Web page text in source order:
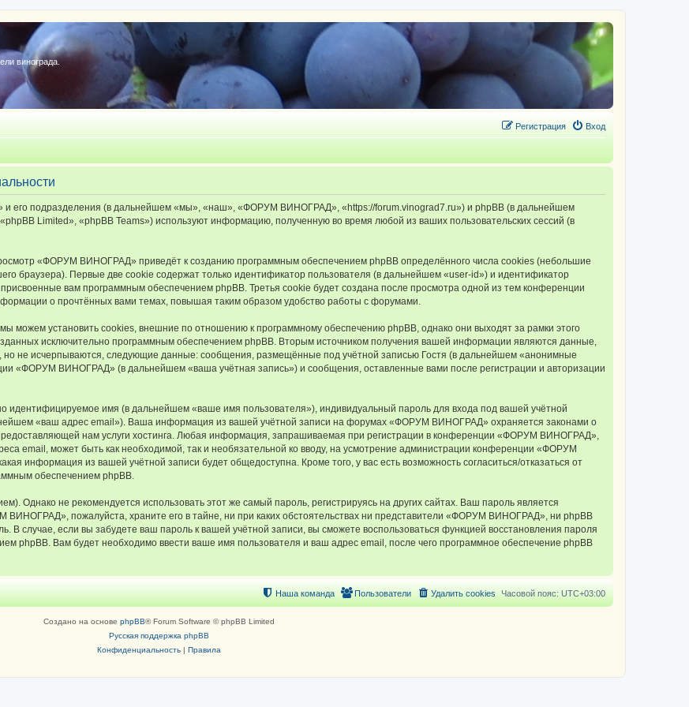
винограда.
Вход
Регистрация
его подразделения (в дальнейшем «мы», «наш», «ФОРУМ ВИНОГРАД», «https://forum.vinograd7.ru») и phpBB (в дальнейшем
Limited», «phpBB Teams») используют информацию, полученную во время любой из ваших пользовательских сессий (в
«ФОРУМ ВИНОГРАД» приведёт к созданию программным обеспечением phpBB определённого числа cookies (небольшие
браузера). Первые две cookie содержат только идентификатор пользователя (в дальнейшем «user-id») и идентификатор
вам программным обеспечением phpBB. Третья cookie будет создана после просмотра одной из тем конференции
о прочтённых вами темах, повышая таким образом удобство работы с форумами.
установить cookies, внешние по отношению к программному обеспечению phpBB, однако они выходят за рамки этого
исключительно программным обеспечением phpBB. Вторым источником получения вашей информации являются данные,
не исчерпываются, следующие данные: сообщения, размещённые под учётной записью Гостя (в дальнейшем «анонимные
«ФОРУМ ВИНОГРАД» (в дальнейшем «ваша учётная запись») и сообщения, оставленные вами после регистрации и авторизации
идентифицируемое имя (в дальнейшем «ваше имя пользователя»), индивидуальный пароль для входа под вашей учётной
«ваш адрес email»). Ваша информация из вашей учётной записи на форумах «ФОРУМ ВИНОГРАД» охраняется законами о
нам услуги хостинга. Любая информация, запрашиваемая при регистрации в конференции «ФОРУМ ВИНОГРАД»,
email, может быть как необходимой, так и необязательной ко вводу, на усмотрение администрации конференции «ФОРУМ
информация из вашей учётной записи будет общедоступна. Кроме того, у вас есть возможность согласиться/отказаться от
обеспечением phpBB.
Однако не рекомендуется использовать этот же самый пароль, регистрируясь на других сайтах. Ваш пароль является
ВИНОГРАД», пожалуйста, храните его в тайне, ни при каких обстоятельствах ни представители «ФОРУМ ВИНОГРАД», ни phpBB
В случае, если вы забудете ваш пароль к вашей учётной записи, вы сможете воспользоваться функцией восстановления пароля
phpBB. Вам будет необходимо ввести ваше имя пользователя и ваш адрес email, после чего программное обеспечение phpBB
Часовой пояс: UTC+03:00
Удалить cookies
Пользователи
Наша команда
Создано на основе phpBB® Forum Software © phpBB Limited
Русская поддержка phpBB
Конфиденциальность| Правила